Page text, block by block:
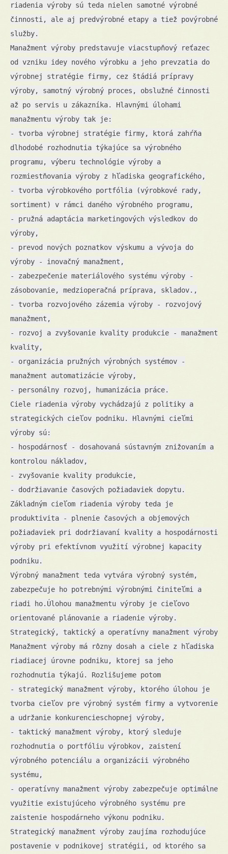
riadenia výroby sú teda nielen samotné výrobné
činnosti, ale aj predvýrobné etapy a tiež povýrobné
služby.
Manažment výroby predstavuje viacstupňový reťazec
od vzniku idey nového výrobku a jeho prevzatia do
výrobnej stratégie firmy, cez štádiá prípravy
výroby, samotný výrobný proces, obslužné činnosti
až po servis u zákazníka. Hlavnými úlohami
manažmentu výroby tak je:
- tvorba výrobnej stratégie firmy, ktorá zahŕňa
dlhodobé rozhodnutia týkajúce sa výrobného
programu, výberu technológie výroby a
rozmiestňovania výroby z hľadiska geografického,
- tvorba výrobkového portfólia (výrobkové rady,
sortiment) v rámci daného výrobného programu,
- pružná adaptácia marketingových výsledkov do
výroby,
- prevod nových poznatkov výskumu a vývoja do
výroby - inovačný manažment,
- zabezpečenie materiálového systému výroby -
zásobovanie, medzioperačná príprava, skladov.,
- tvorba rozvojového zázemia výroby - rozvojový
manažment,
- rozvoj a zvyšovanie kvality produkcie - manažment
kvality,
- organizácia pružných výrobných systémov -
manažment automatizácie výroby,
- personálny rozvoj, humanizácia práce.
Ciele riadenia výroby vychádzajú z politiky a
strategických cieľov podniku. Hlavnými cieľmi
výroby sú:
- hospodárnosť - dosahovaná sústavným znižovaním a
kontrolou nákladov,
- zvyšovanie kvality produkcie,
- dodržiavanie časových požiadaviek dopytu.
Základným cieľom riadenia výroby teda je
produktivita - plnenie časových a objemových
požiadaviek pri dodržiavaní kvality a hospodárnosti
výroby pri efektívnom využití výrobnej kapacity
podniku.
Výrobný manažment teda vytvára výrobný systém,
zabezpečuje ho potrebnými výrobnými činiteľmi a
riadi ho.Úlohou manažmentu výroby je cieľovo
orientované plánovanie a riadenie výroby.
Strategický, taktický a operatívny manažment výroby
Manažment výroby má rôzny dosah a ciele z hľadiska
riadiacej úrovne podniku, ktorej sa jeho
rozhodnutia týkajú. Rozlišujeme potom
- strategický manažment výroby, ktorého úlohou je
tvorba cieľov pre výrobný systém firmy a vytvorenie
a udržanie konkurencieschopnej výroby,
- taktický manažment výroby, ktorý sleduje
rozhodnutia o portfóliu výrobkov, zaistení
výrobného potenciálu a organizácii výrobného
systému,
- operatívny manažment výroby zabezpečuje optimálne
využitie existujúceho výrobného systému pre
zaistenie hospodárneho výkonu podniku.
Strategický manažment výroby zaujíma rozhodujúce
postavenie v podnikovej stratégii, od ktorého sa